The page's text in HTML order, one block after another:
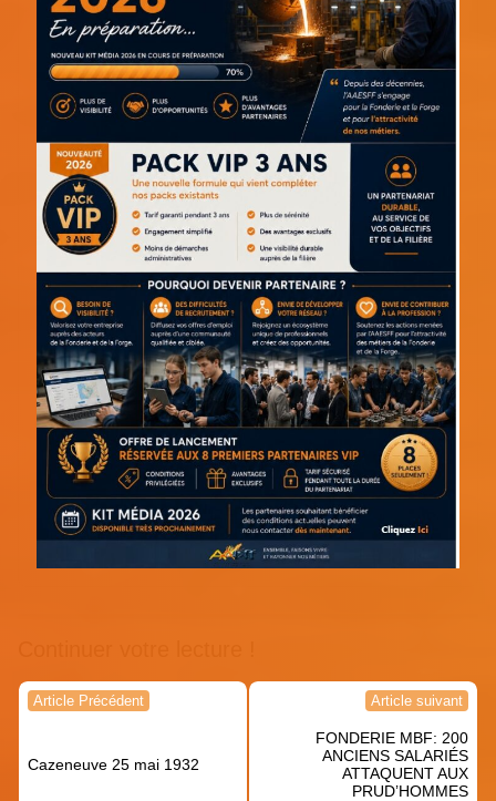
Navigation
Article Précédent
Cazeneuve 25 mai 1932
Article suivant
FONDERIE MBF: 200
ANCIENS SALARIÉS
ATTAQUENT AUX
PRUD’HOMMES